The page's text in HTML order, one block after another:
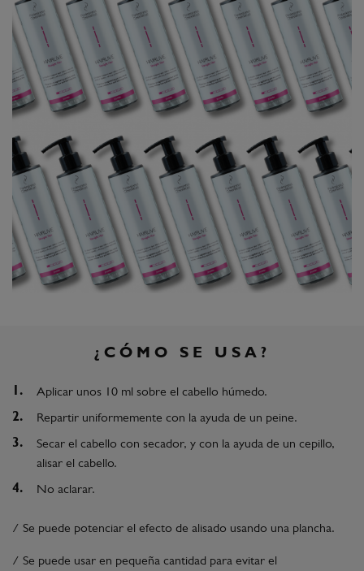
¿CÓMO SE USA?
Aplicar unos 10 ml sobre el cabello húmedo.
Repartir uniformemente con la ayuda de un peine.
Secar el cabello con secador, y con la ayuda de un cepillo,
alisar el cabello.
No aclarar.
/ Se puede potenciar el efecto de alisado usando una plancha.
/ Se puede usar en pequeña cantidad para evitar el